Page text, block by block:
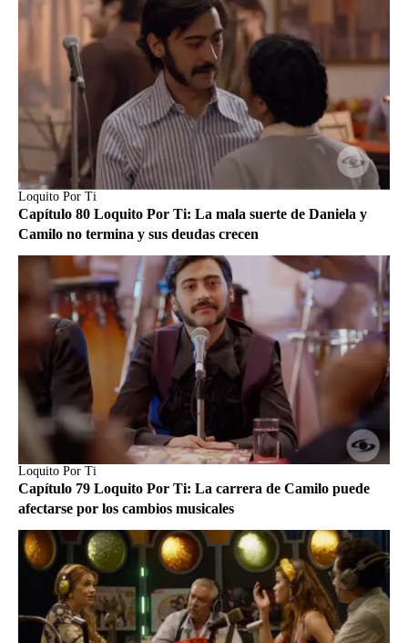
Loquito Por Ti
Capítulo 80 Loquito Por Ti: La mala suerte de Daniela y
Camilo no termina y sus deudas crecen
Loquito Por Ti
Capítulo 79 Loquito Por Ti: La carrera de Camilo puede
afectarse por los cambios musicales